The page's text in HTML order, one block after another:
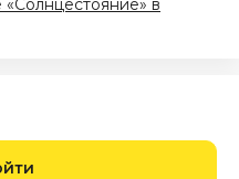
«Солнцестояние» в